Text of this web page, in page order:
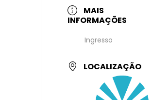
MAIS
INFORMAÇÕES
Ingresso
LOCALIZAÇÃO